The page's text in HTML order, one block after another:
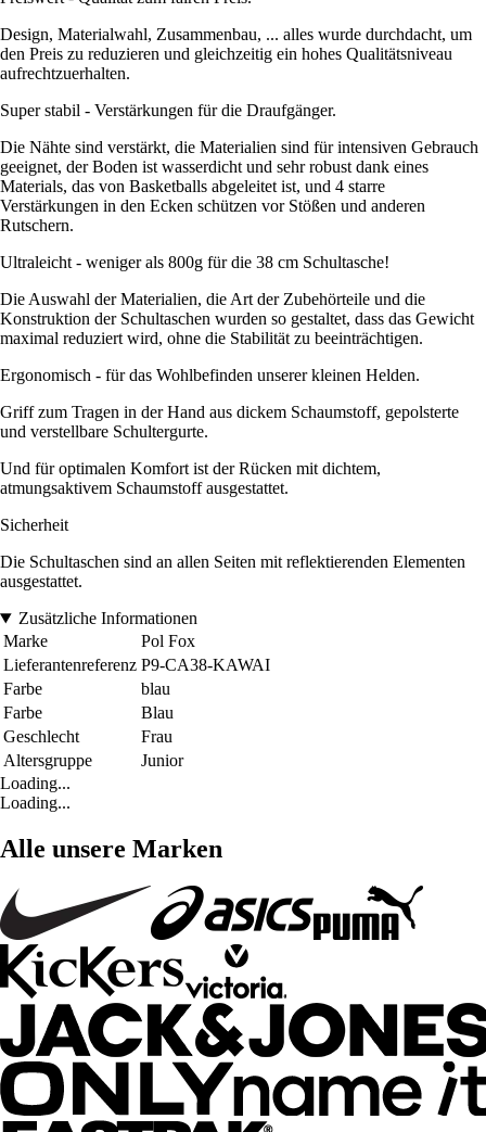
Design, Materialwahl, Zusammenbau, ... alles wurde durchdacht, um
den Preis zu reduzieren und gleichzeitig ein hohes Qualitätsniveau
aufrechtzuerhalten.
Super stabil - Verstärkungen für die Draufgänger.
Die Nähte sind verstärkt, die Materialien sind für intensiven Gebrauch
geeignet, der Boden ist wasserdicht und sehr robust dank eines
Materials, das von Basketballs abgeleitet ist, und 4 starre
Verstärkungen in den Ecken schützen vor Stößen und anderen
Rutschern.
Ultraleicht - weniger als 800g für die 38 cm Schultasche!
Die Auswahl der Materialien, die Art der Zubehörteile und die
Konstruktion der Schultaschen wurden so gestaltet, dass das Gewicht
maximal reduziert wird, ohne die Stabilität zu beeinträchtigen.
Ergonomisch - für das Wohlbefinden unserer kleinen Helden.
Griff zum Tragen in der Hand aus dickem Schaumstoff, gepolsterte
und verstellbare Schultergurte.
Und für optimalen Komfort ist der Rücken mit dichtem,
atmungsaktivem Schaumstoff ausgestattet.
Sicherheit
Die Schultaschen sind an allen Seiten mit reflektierenden Elementen
ausgestattet.
Zusätzliche Informationen
Marke
Pol Fox
Lieferantenreferenz P9-CA38-KAWAI
Farbe
blau
Farbe
Blau
Geschlecht
Frau
Altersgruppe
Junior
Loading...
Loading...
Alle unsere Marken